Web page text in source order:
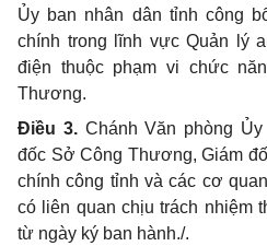
Ủy ban nhân dân tỉnh công
chính trong lĩnh vực Quản lý
điện thuộc phạm vi chức
Thương.
Điều 3. Chánh Văn phòng
đốc Sở Công Thương, Giám
chính công tỉnh và các cơ
có liên quan chịu trách nhiệm
từ ngày ký ban hành./.